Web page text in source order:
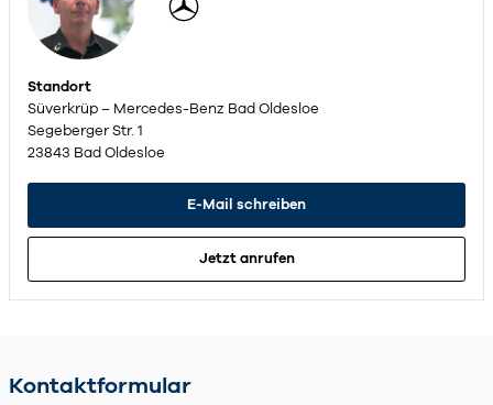
Standort
Süverkrüp – Mercedes-Benz Bad Oldesloe
Segeberger Str. 1
23843 Bad Oldesloe
E-Mail schreiben
Jetzt anrufen
Kontaktformular